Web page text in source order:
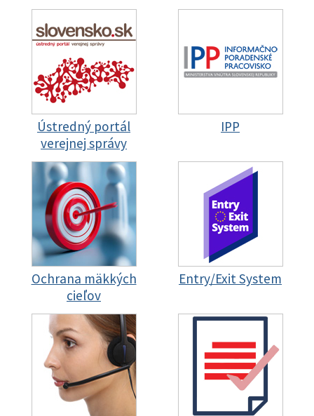
Ústredný portál
verejnej správy
IPP
Ochrana mäkkých
cieľov
Entry/Exit System